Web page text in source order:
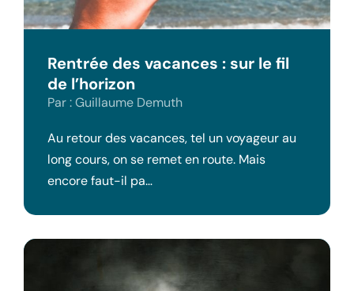
Rentrée des vacances : sur le fil
de l’horizon
Par : Guillaume Demuth
Au retour des vacances, tel un voyageur au
long cours, on se remet en route. Mais
encore faut-il pa…